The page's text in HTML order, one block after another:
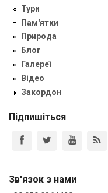
Тури
Пам'ятки
Природа
Блог
Галереї
Відео
Закордон
Підпишіться
Зв'язок з нами